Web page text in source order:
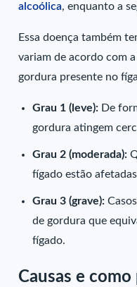
alcoólica, enquanto a
Essa doença também
variam de acordo com
gordura presente no
Grau 1 (leve): De
gordura atingem
Grau 2 (moderada):
fígado estão
Grau 3 (grave):
de gordura que
fígado.
Causas e